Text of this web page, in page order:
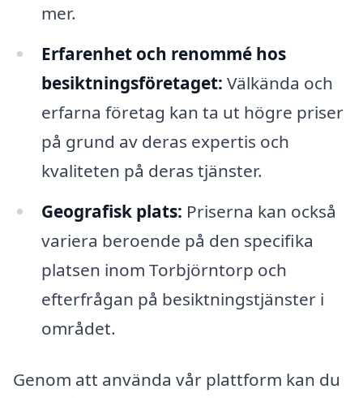
mer.
Erfarenhet och renommé hos
besiktningsföretaget: Välkända och
erfarna företag kan ta ut högre priser
på grund av deras expertis och
kvaliteten på deras tjänster.
Geografisk plats: Priserna kan också
variera beroende på den specifika
platsen inom Torbjörntorp och
efterfrågan på besiktningstjänster i
området.
Genom att använda vår plattform kan du